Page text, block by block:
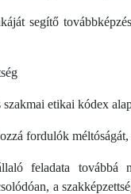
segítő
etikai kódex
fordulók
feladata továbbá
a